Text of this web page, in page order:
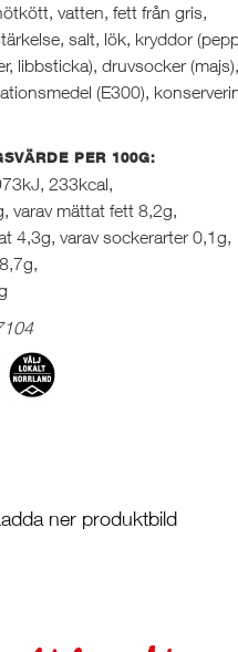
vatten, fett från gris,
salt, lök, kryddor
libbsticka), druvsocker
(E300),
PER 100G:
233kcal,
varav mättat fett 8,2g,
4,3g, varav sockerarter 0,1g,
ner produktbild